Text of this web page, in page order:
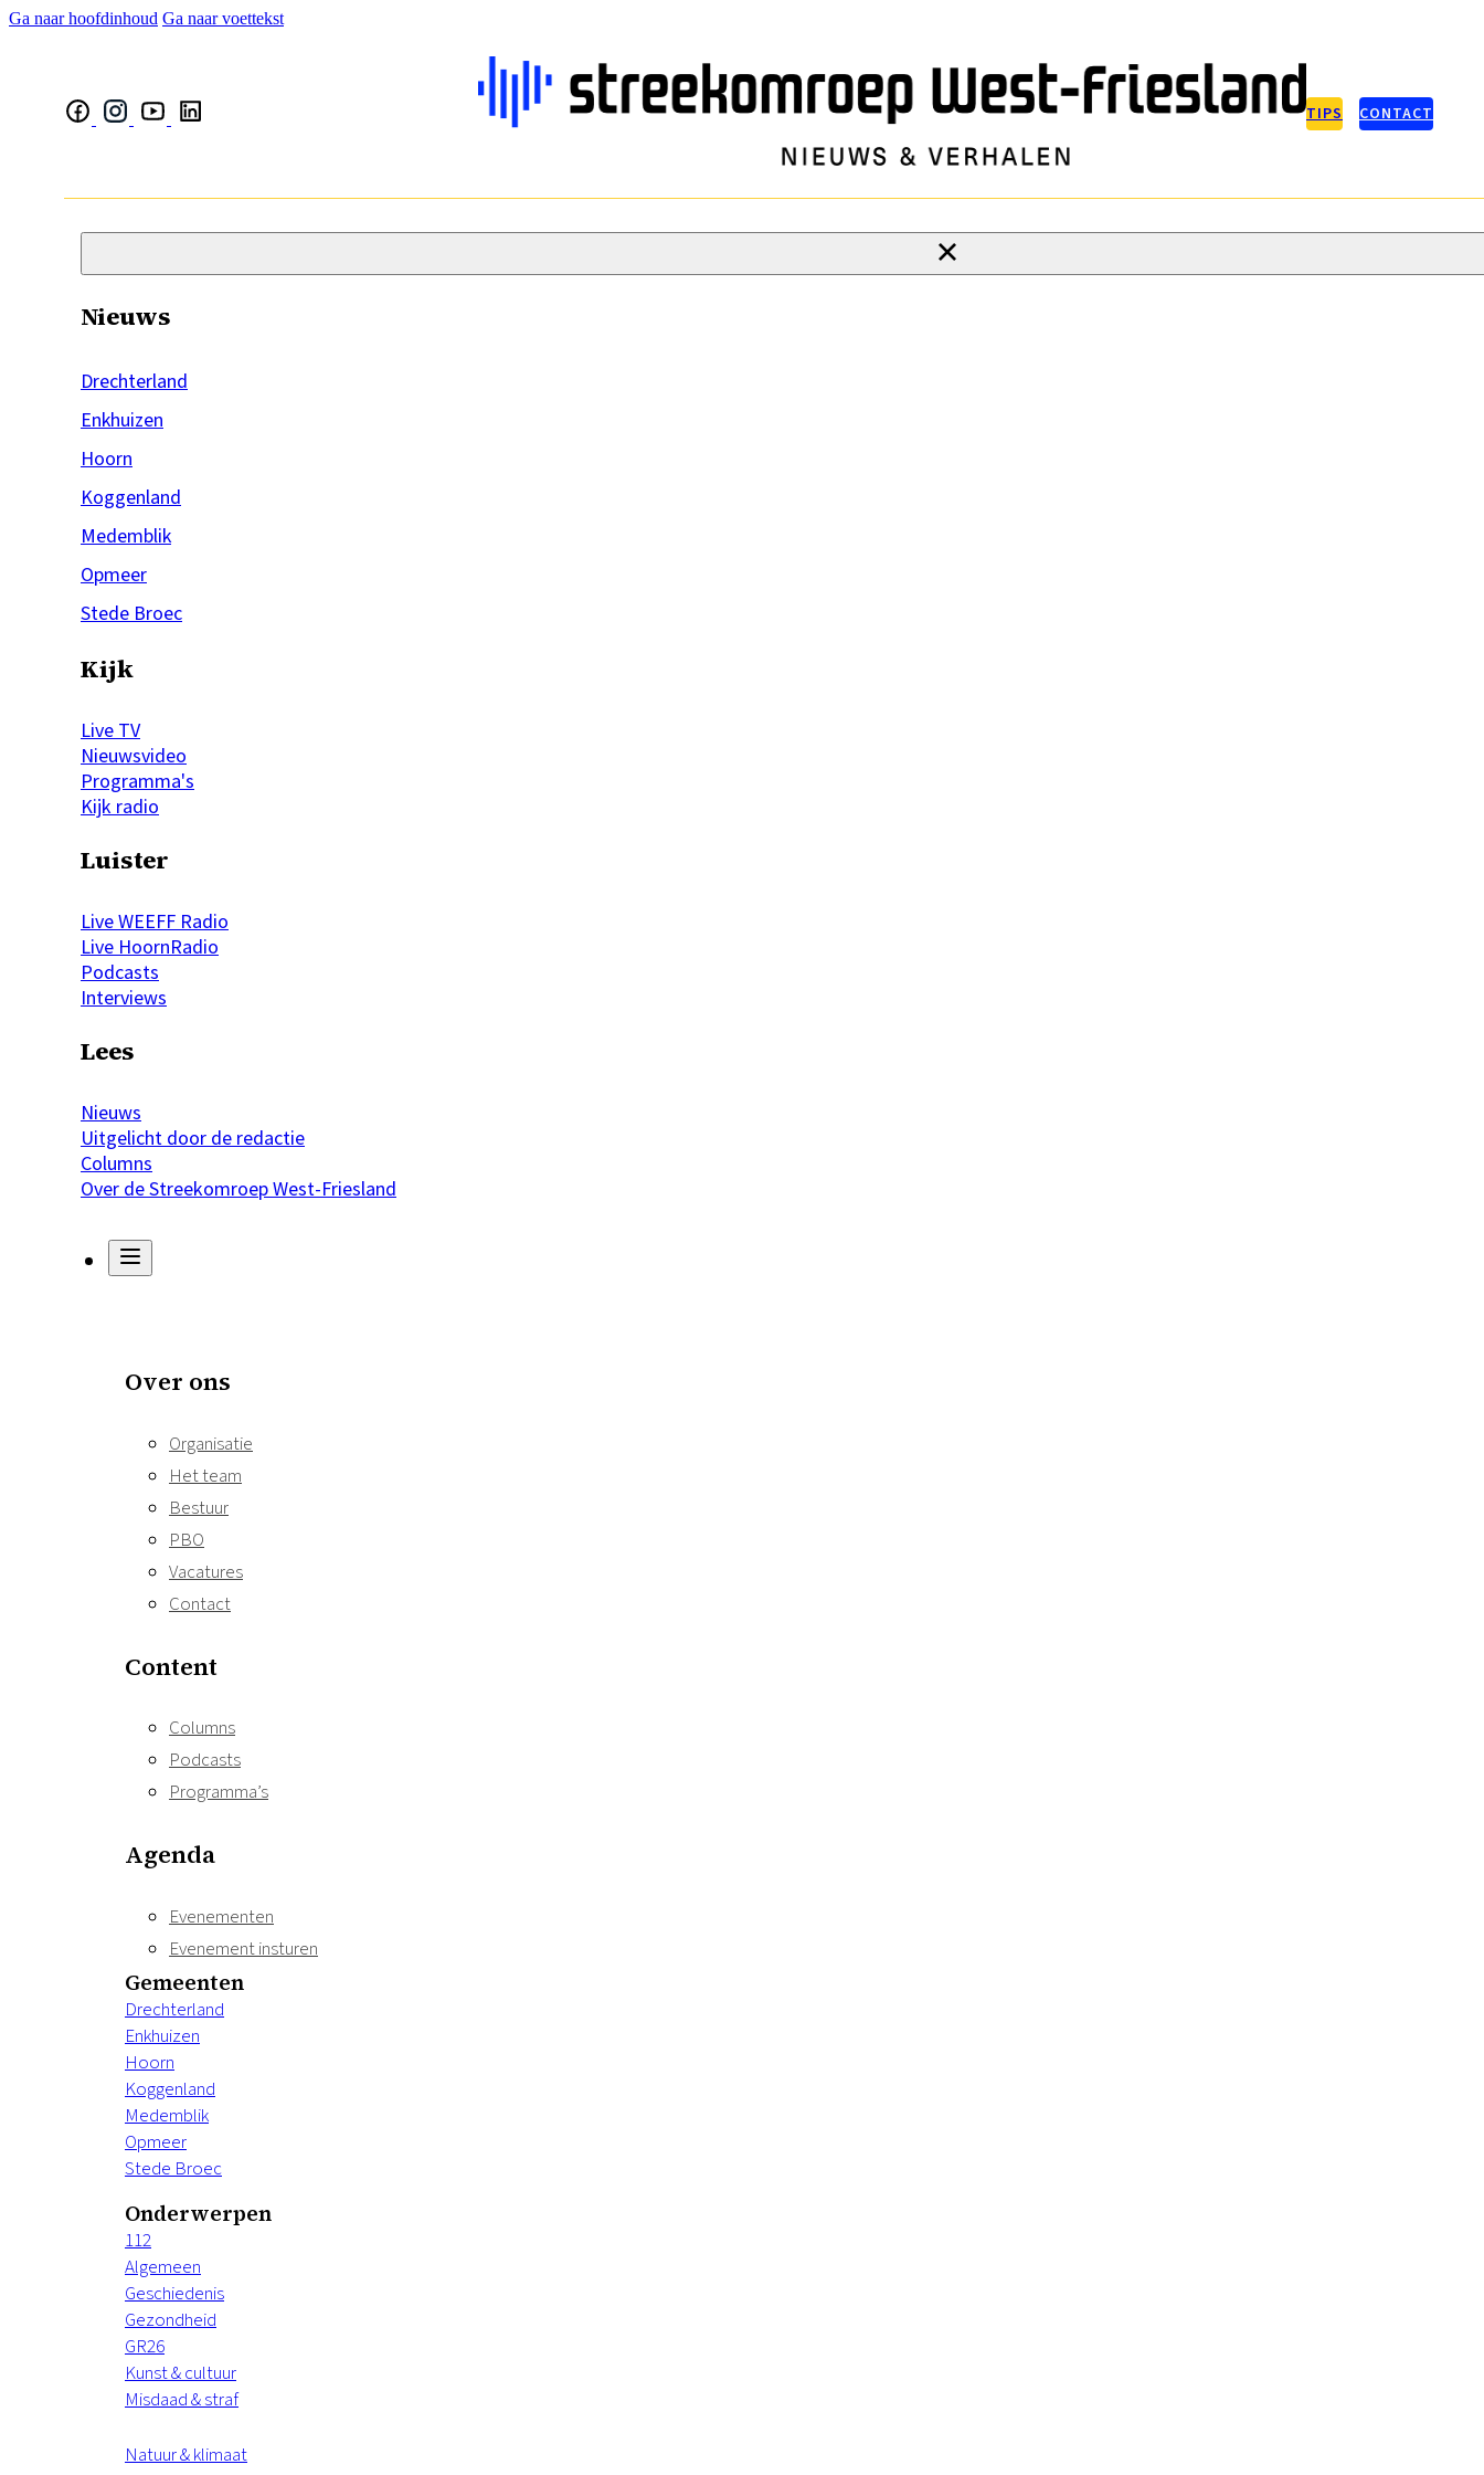
Ga naar hoofdinhoud Ga naar voettekst
TIPS CONTACT
Nieuws
Drechterland
Enkhuizen
Hoorn
Koggenland
Medemblik
Opmeer
Stede Broec
Kijk
Live TV
Nieuwsvideo
Programma's
Kijk radio
Luister
Live WEEFF Radio
Live HoornRadio
Podcasts
Interviews
Lees
Nieuws
Uitgelicht door de redactie
Columns
Over de Streekomroep West-Friesland
Over ons
Organisatie
Het team
Bestuur
PBO
Vacatures
Contact
Content
Columns
Podcasts
Programma’s
Agenda
Evenementen
Evenement insturen
Gemeenten
Drechterland
Enkhuizen
Hoorn
Koggenland
Medemblik
Opmeer
Stede Broec
Onderwerpen
112
Algemeen
Geschiedenis
Gezondheid
GR26
Kunst & cultuur
Misdaad & straf
Natuur & klimaat